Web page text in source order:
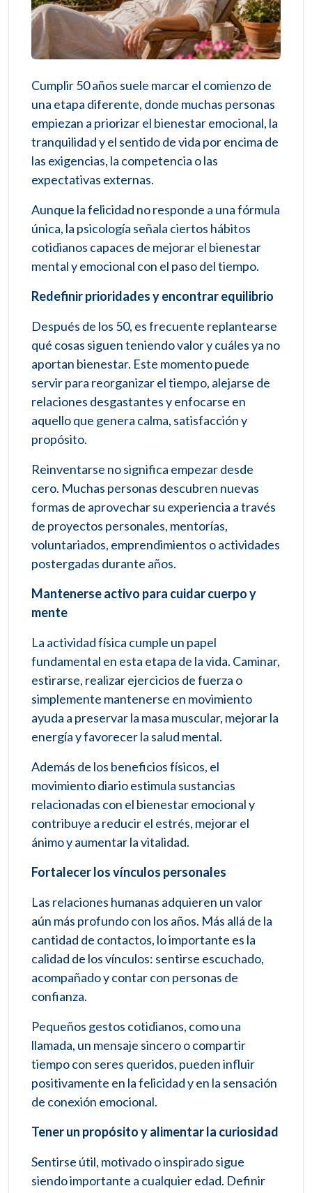
Cumplir 50 años suele marcar el comienzo de
una etapa diferente, donde muchas personas
empiezan a priorizar el bienestar emocional, la
tranquilidad y el sentido de vida por encima de
las exigencias, la competencia o las
expectativas externas.
Aunque la felicidad no responde a una fórmula
única, la psicología señala ciertos hábitos
cotidianos capaces de mejorar el bienestar
mental y emocional con el paso del tiempo.
Redefinir prioridades y encontrar equilibrio
Después de los 50, es frecuente replantearse
qué cosas siguen teniendo valor y cuáles ya no
aportan bienestar. Este momento puede
servir para reorganizar el tiempo, alejarse de
relaciones desgastantes y enfocarse en
aquello que genera calma, satisfacción y
propósito.
Reinventarse no significa empezar desde
cero. Muchas personas descubren nuevas
formas de aprovechar su experiencia a través
de proyectos personales, mentorías,
voluntariados, emprendimientos o actividades
postergadas durante años.
Mantenerse activo para cuidar cuerpo y
mente
La actividad física cumple un papel
fundamental en esta etapa de la vida. Caminar,
estirarse, realizar ejercicios de fuerza o
simplemente mantenerse en movimiento
ayuda a preservar la masa muscular, mejorar la
energía y favorecer la salud mental.
Además de los beneficios físicos, el
movimiento diario estimula sustancias
relacionadas con el bienestar emocional y
contribuye a reducir el estrés, mejorar el
ánimo y aumentar la vitalidad.
Fortalecer los vínculos personales
Las relaciones humanas adquieren un valor
aún más profundo con los años. Más allá de la
cantidad de contactos, lo importante es la
calidad de los vínculos: sentirse escuchado,
acompañado y contar con personas de
confianza.
Pequeños gestos cotidianos, como una
llamada, un mensaje sincero o compartir
tiempo con seres queridos, pueden influir
positivamente en la felicidad y en la sensación
de conexión emocional.
Tener un propósito y alimentar la curiosidad
Sentirse útil, motivado o inspirado sigue
siendo importante a cualquier edad. Definir